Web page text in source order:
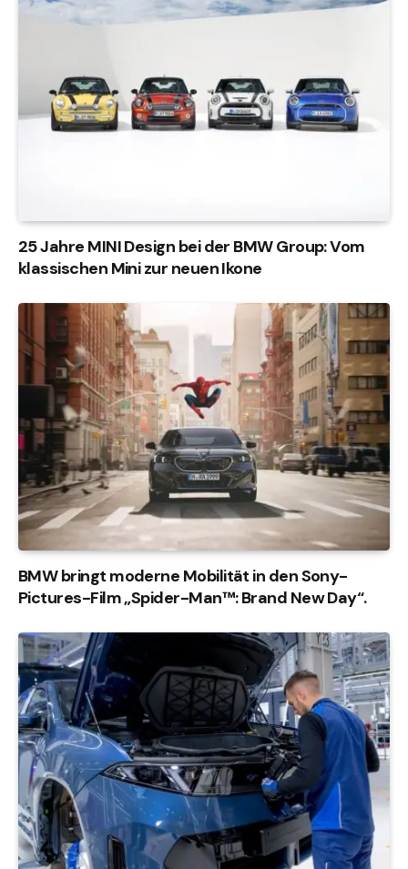
25 Jahre MINI Design bei der BMW Group: Vom
klassischen Mini zur neuen Ikone
BMW bringt moderne Mobilität in den Sony-
Pictures-Film „Spider-Man™: Brand New Day“.